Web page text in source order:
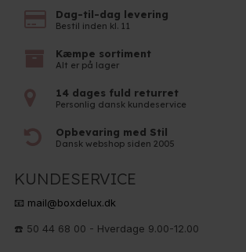
Dag-til-dag levering
Bestil inden kl. 11
Kæmpe sortiment
Alt er på lager
14 dages fuld returret
Personlig dansk kundeservice
Opbevaring med Stil
Dansk webshop siden 2005
KUNDESERVICE
📧 mail@boxdelux.dk
☎️ 50 44 68 00 - Hverdage 9.00-12.00